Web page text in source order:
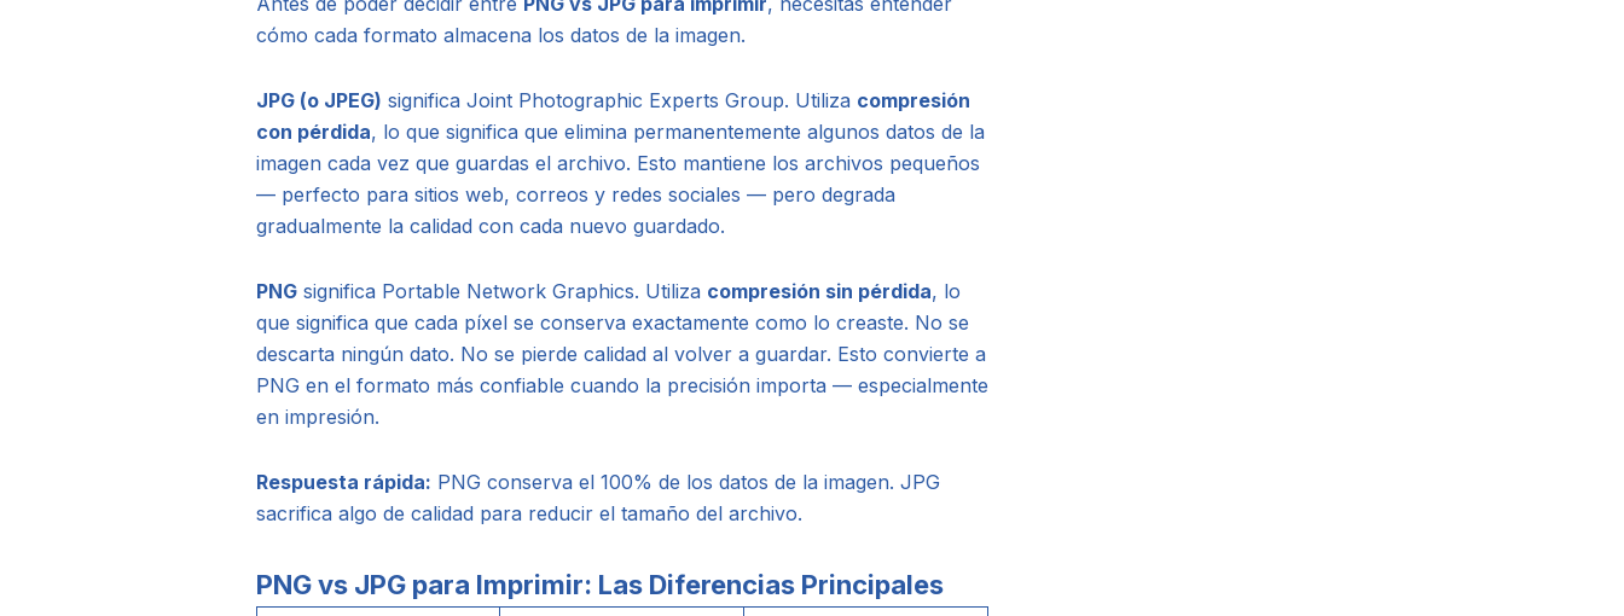
cómo cada formato almacena los datos de la imagen.
JPG (o JPEG) significa Joint Photographic Experts Group. Utiliza compresión
con pérdida, lo que significa que elimina permanentemente algunos datos de la
imagen cada vez que guardas el archivo. Esto mantiene los archivos pequeños
— perfecto para sitios web, correos y redes sociales — pero degrada
gradualmente la calidad con cada nuevo guardado.
PNG significa Portable Network Graphics. Utiliza compresión sin pérdida, lo
que significa que cada píxel se conserva exactamente como lo creaste. No se
descarta ningún dato. No se pierde calidad al volver a guardar. Esto convierte a
PNG en el formato más confiable cuando la precisión importa — especialmente
en impresión.
Respuesta rápida: PNG conserva el 100% de los datos de la imagen. JPG
sacrifica algo de calidad para reducir el tamaño del archivo.
PNG vs JPG para Imprimir: Las Diferencias Principales